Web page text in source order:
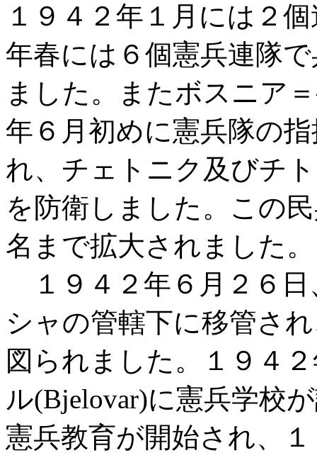
１９４２年１月には２
年春には６個憲兵連隊
ました。またボスニア
年６月初めに憲兵隊の
れ、チェトニク及びチ
を防衛しました。この
名まで拡大されました。
１９４２年６月２６日
シャの管轄下に移管さ
図られました。１９４
ル(Bjelovar)に憲兵学校
憲兵教育が開始され、